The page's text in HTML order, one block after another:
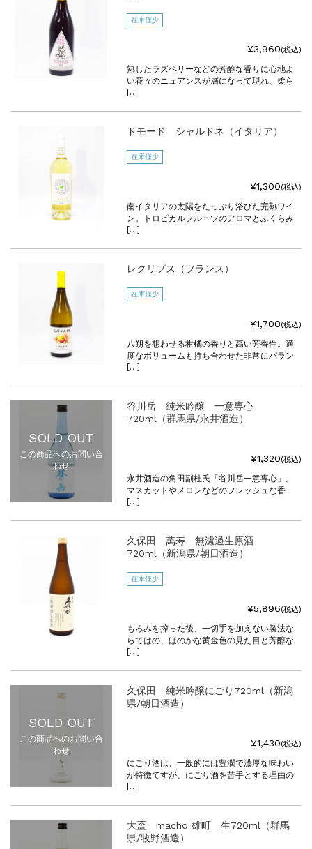
在庫僅少
¥3,960(税込)
熟したラズベリーなどの芳醇な香りに心地よ
い花々のニュアンスが層になって現れ、柔ら
[…]
ドモード シャルドネ（イタリア）
在庫僅少
¥1,300(税込)
南イタリアの太陽をたっぷり浴びた完熟ワイ
ン。トロピカルフルーツのアロマとふくらみ
[…]
レクリプス（フランス）
在庫僅少
¥1,700(税込)
八朔を想わせる柑橘の香りと高い芳香性。適
度なボリュームも持ち合わせた非常にバラン
[…]
SOLD OUT
この商品へのお問い合
わせ
谷川岳 純米吟醸 一意専心
720ml（群馬県/永井酒造）
¥1,320(税込)
永井酒造の角田副杜氏「谷川岳一意専心」。
マスカットやメロンなどのフレッシュな香
[…]
久保田 萬寿 無濾過生原酒
720ml（新潟県/朝日酒造）
在庫僅少
¥5,896(税込)
もろみを搾った後、一切手を加えない製法な
らではの、ほのかな黄金色の見た目と芳醇な
[…]
SOLD OUT
この商品へのお問い合
わせ
久保田 純米吟醸にごり720ml（新潟
県/朝日酒造）
¥1,430(税込)
にごり酒は、一般的には豊潤で濃厚な味わい
が特徴ですが、にごり酒を苦手とする理由の
[…]
大盃 macho 雄町 生720ml（群馬
県/牧野酒造）